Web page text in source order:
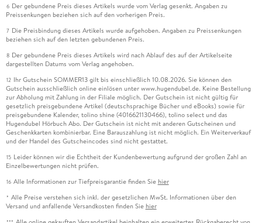
6 Der gebundene Preis dieses Artikels wurde vom Verlag gesenkt. Angaben zu
Preissenkungen beziehen sich auf den vorherigen Preis.
7 Die Preisbindung dieses Artikels wurde aufgehoben. Angaben zu Preissenkungen
beziehen sich auf den letzten gebundenen Preis.
8 Der gebundene Preis dieses Artikels wird nach Ablauf des auf der Artikelseite
dargestellten Datums vom Verlag angehoben.
12 Ihr Gutschein SOMMER13 gilt bis einschließlich 10.08.2026. Sie können den
Gutschein ausschließlich online einlösen unter www.hugendubel.de. Keine Bestellung
zur Abholung mit Zahlung in der Filiale möglich. Der Gutschein ist nicht gültig für
gesetzlich preisgebundene Artikel (deutschsprachige Bücher und eBooks) sowie für
preisgebundene Kalender, tolino shine (4016621130466), tolino select und das
Hugendubel Hörbuch Abo. Der Gutschein ist nicht mit anderen Gutscheinen und
Geschenkkarten kombinierbar. Eine Barauszahlung ist nicht möglich. Ein Weiterverkauf
und der Handel des Gutscheincodes sind nicht gestattet.
15 Leider können wir die Echtheit der Kundenbewertung aufgrund der großen Zahl an
Einzelbewertungen nicht prüfen.
16 Alle Informationen zur Tiefpreisgarantie finden Sie hier
* Alle Preise verstehen sich inkl. der gesetzlichen MwSt. Informationen über den
Versand und anfallende Versandkosten finden Sie hier